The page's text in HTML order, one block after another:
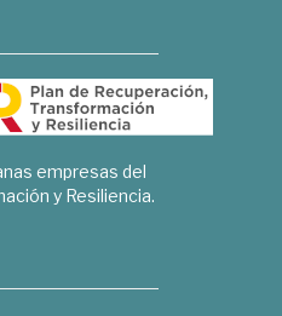
empresas del
y Resiliencia.